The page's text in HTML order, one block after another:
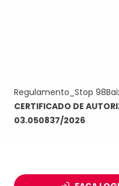
Regulamento_Stop 98
CERTIFICADO DE
03.050837/2026